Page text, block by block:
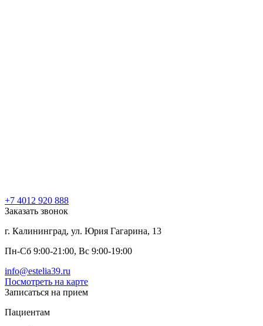
+7 4012 920 888
Заказать звонок
г. Калининград, ул. Юрия Гагарина, 13
Пн-Сб 9:00-21:00, Вс 9:00-19:00
info@estelia39.ru
Посмотреть на карте
Записаться на прием
Пациентам